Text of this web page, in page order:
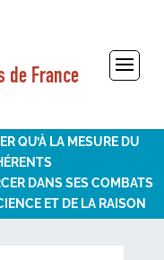
de France
QU’À LA MESURE DU
DANS SES COMBATS
ET DE LA RAISON